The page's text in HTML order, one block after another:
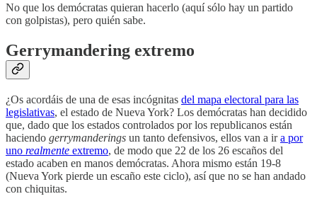
No que los demócratas quieran hacerlo (aquí sólo hay un partido
con golpistas), pero quién sabe.
Gerrymandering extremo
¿Os acordáis de una de esas incógnitas del mapa electoral para las
legislativas, el estado de Nueva York? Los demócratas han decidido
que, dado que los estados controlados por los republicanos están
haciendo gerrymanderings un tanto defensivos, ellos van a ira por
uno realmente extremo, de modo que 22 de los 26 escaños del
estado acaben en manos demócratas. Ahora mismo están 19-8
(Nueva York pierde un escaño este ciclo), así que no se han andado
con chiquitas.